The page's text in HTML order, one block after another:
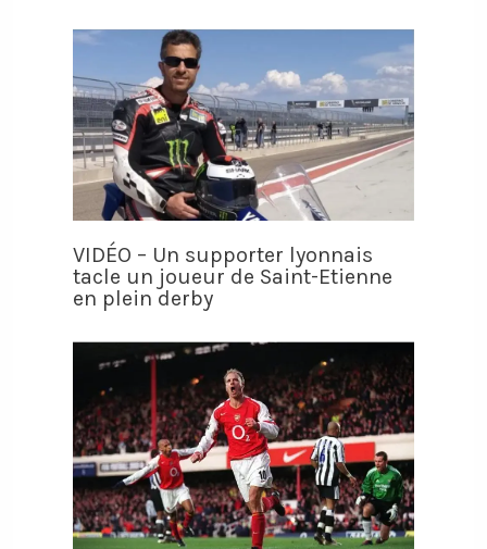
VIDÉO – Un supporter lyonnais
tacle un joueur de Saint-Etienne
en plein derby